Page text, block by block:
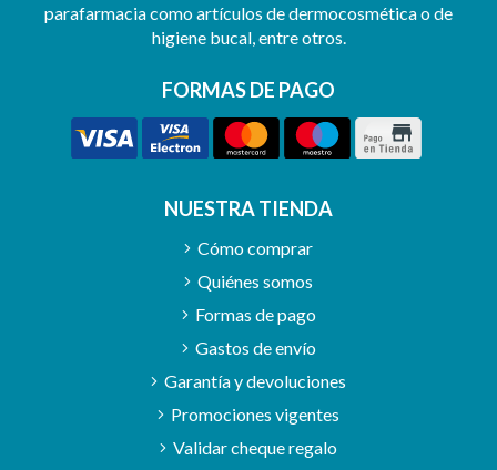
parafarmacia como artículos de dermocosmética o de
higiene bucal, entre otros.
FORMAS DE PAGO
NUESTRA TIENDA
Cómo comprar
Quiénes somos
Formas de pago
Gastos de envío
Garantía y devoluciones
Promociones vigentes
Validar cheque regalo